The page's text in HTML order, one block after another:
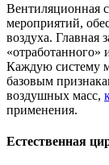
Вентиляционная
мероприятий,
воздуха. Главная
«отработанного»
Каждую систему
базовым
воздушных масс,
применения.
Естественная